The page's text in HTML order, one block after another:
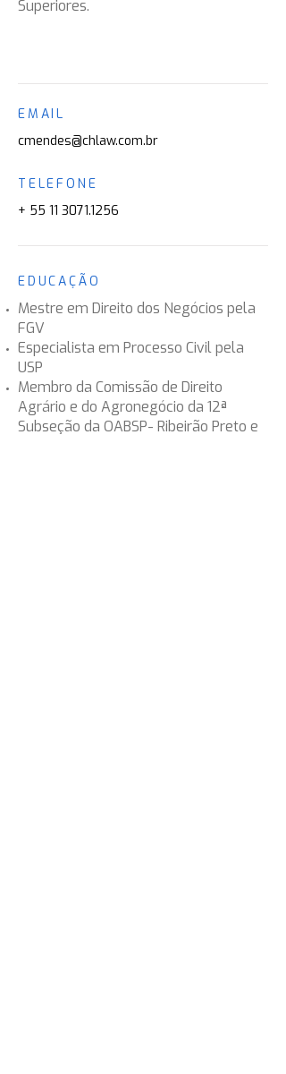
Superiores.
EMAIL
cmendes@chlaw.com.br
TELEFONE
+ 55 11 3071.1256
EDUCAÇÃO
Mestre em Direito dos Negócios pela
FGV
Especialista em Processo Civil pela
USP
Membro da Comissão de Direito
Agrário e do Agronegócio da 12ª
Subseção da OABSP- Ribeirão Preto e